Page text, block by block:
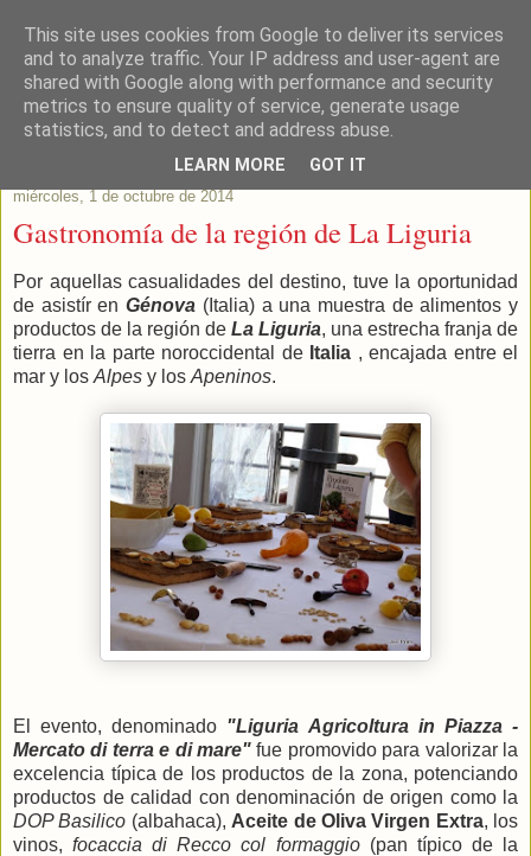
Este Vino Me Gusta
Vinos y más cosas
miércoles, 1 de octubre de 2014
Gastronomía de la región de La Liguria
Por aquellas casualidades del destino, tuve la oportunidad
de asistír enGénova (Italia) a una muestra de alimentos y
productos de la región de La Liguria, una estrecha franja de
tierra en la parte noroccidental de Italia , encajada entre el
mar y los Alpes y los Apeninos.
El evento, denominado "Liguria Agricoltura in Piazza -
Mercato di terra e di mare" fue promovido para valorizar la
excelencia típica de los productos de la zona, potenciando
productos de calidad con denominación de origen como la
DOP Basilico (albahaca), Aceite de Oliva Virgen Extra, los
vinos,focaccia di Recco col formaggio(pan típico de la
This site uses cookies from Google to deliver its services
and to analyze traffic. Your IP address and user-agent are
shared with Google along with performance and security
metrics to ensure quality of service, generate usage
statistics, and to detect and address abuse.
LEARN MORE GOT IT